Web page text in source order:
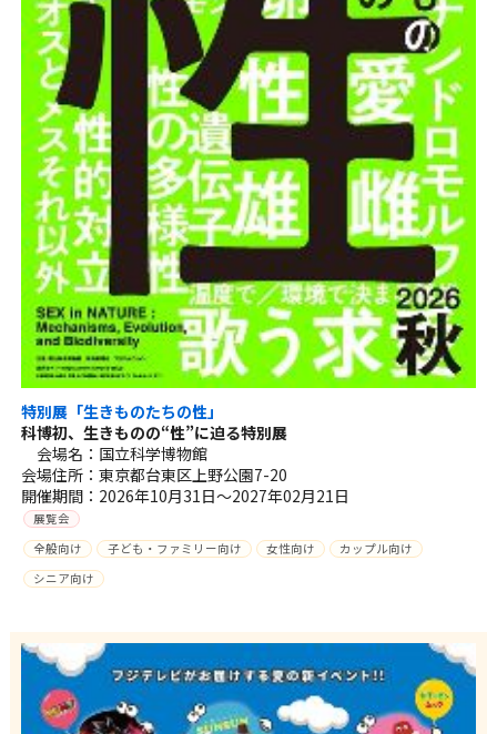
特別展「生きものたちの性」
科博初、生きものの“性”に迫る特別展
会場名：国立科学博物館
会場住所：東京都台東区上野公園7-20
開催期間：2026年10月31日～2027年02月21日
展覧会
全般向け
子ども・ファミリー向け 女性向け
カップル向け
シニア向け